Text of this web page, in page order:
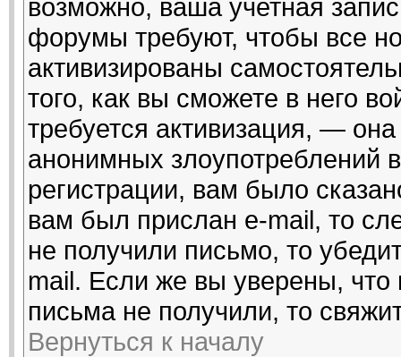
возможно, ваша учетная
форумы требуют, чтобы все
активизированы
того, как вы сможете в него
требуется активизация, —
анонимных злоупотреблений
регистрации, вам было
вам был прислан e-mail, то
не получили письмо, то
mail. Если же вы уверены,
письма не получили, то
Вернуться к началу